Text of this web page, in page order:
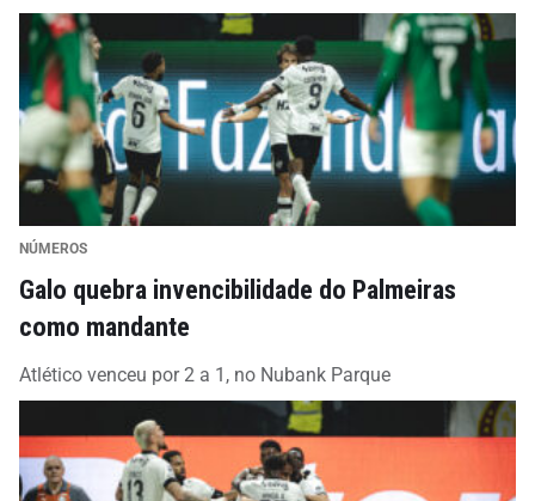
NÚMEROS
Galo quebra invencibilidade do Palmeiras
como mandante
Atlético venceu por 2 a 1, no Nubank Parque